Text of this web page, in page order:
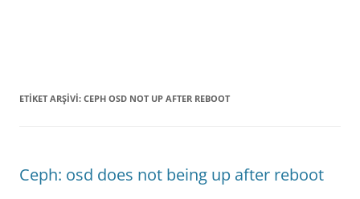
ETIKET ARŞIVI: CEPH OSD NOT UP AFTER REBOOT
Ceph: osd does not being up after reboot